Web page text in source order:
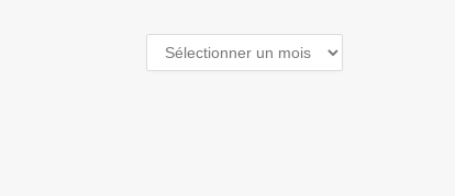
Archives